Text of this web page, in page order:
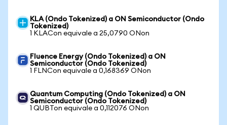
KLA (Ondo Tokenized) a ON Semiconductor (Ondo
Tokenized)
1 KLACon equivale a 25,0790 ONon
Fluence Energy (Ondo Tokenized) a ON
Semiconductor (Ondo Tokenized)
1 FLNCon equivale a 0,168369 ONon
Quantum Computing (Ondo Tokenized) a ON
Semiconductor (Ondo Tokenized)
1 QUBTon equivale a 0,112076 ONon